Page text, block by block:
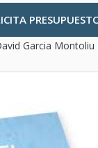
Garcia Montoliu